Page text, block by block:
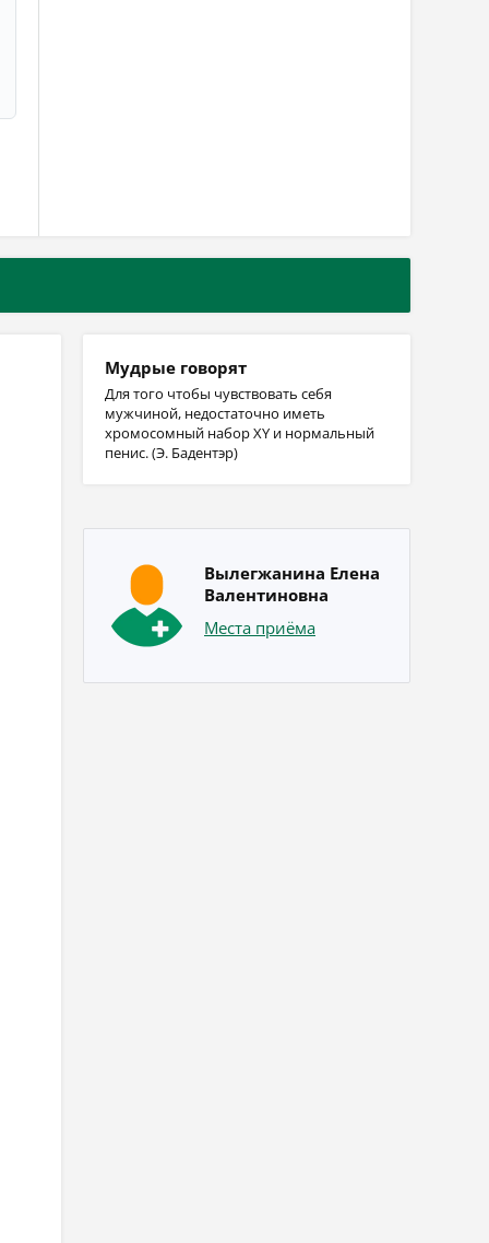
Мудрые говорят
Для того чтобы чувствовать себя
мужчиной, недостаточно иметь
хромосомный набор XY и нормальный
пенис. (Э. Бадентэр)
Вылегжанина Елена
Валентиновна
Места приёма